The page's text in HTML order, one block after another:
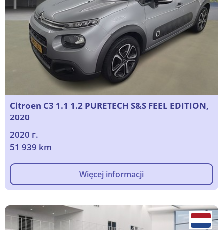
Citroen C3 1.1 1.2 PURETECH S&S FEEL EDITION,
2020
2020 г.
51 939 km
Więcej informacji